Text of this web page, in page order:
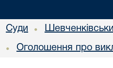
Суди •
• Оголошення про